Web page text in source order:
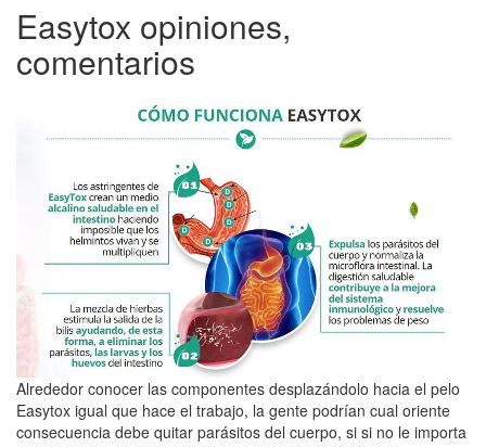
Easytox opiniones,
comentarios
Alrededor conocer las componentes desplazándolo hacia el pelo
Easytox igual que hace el trabajo, la gente podrían cual oriente
consecuencia debe quitar parásitos del cuerpo, si si no le importa